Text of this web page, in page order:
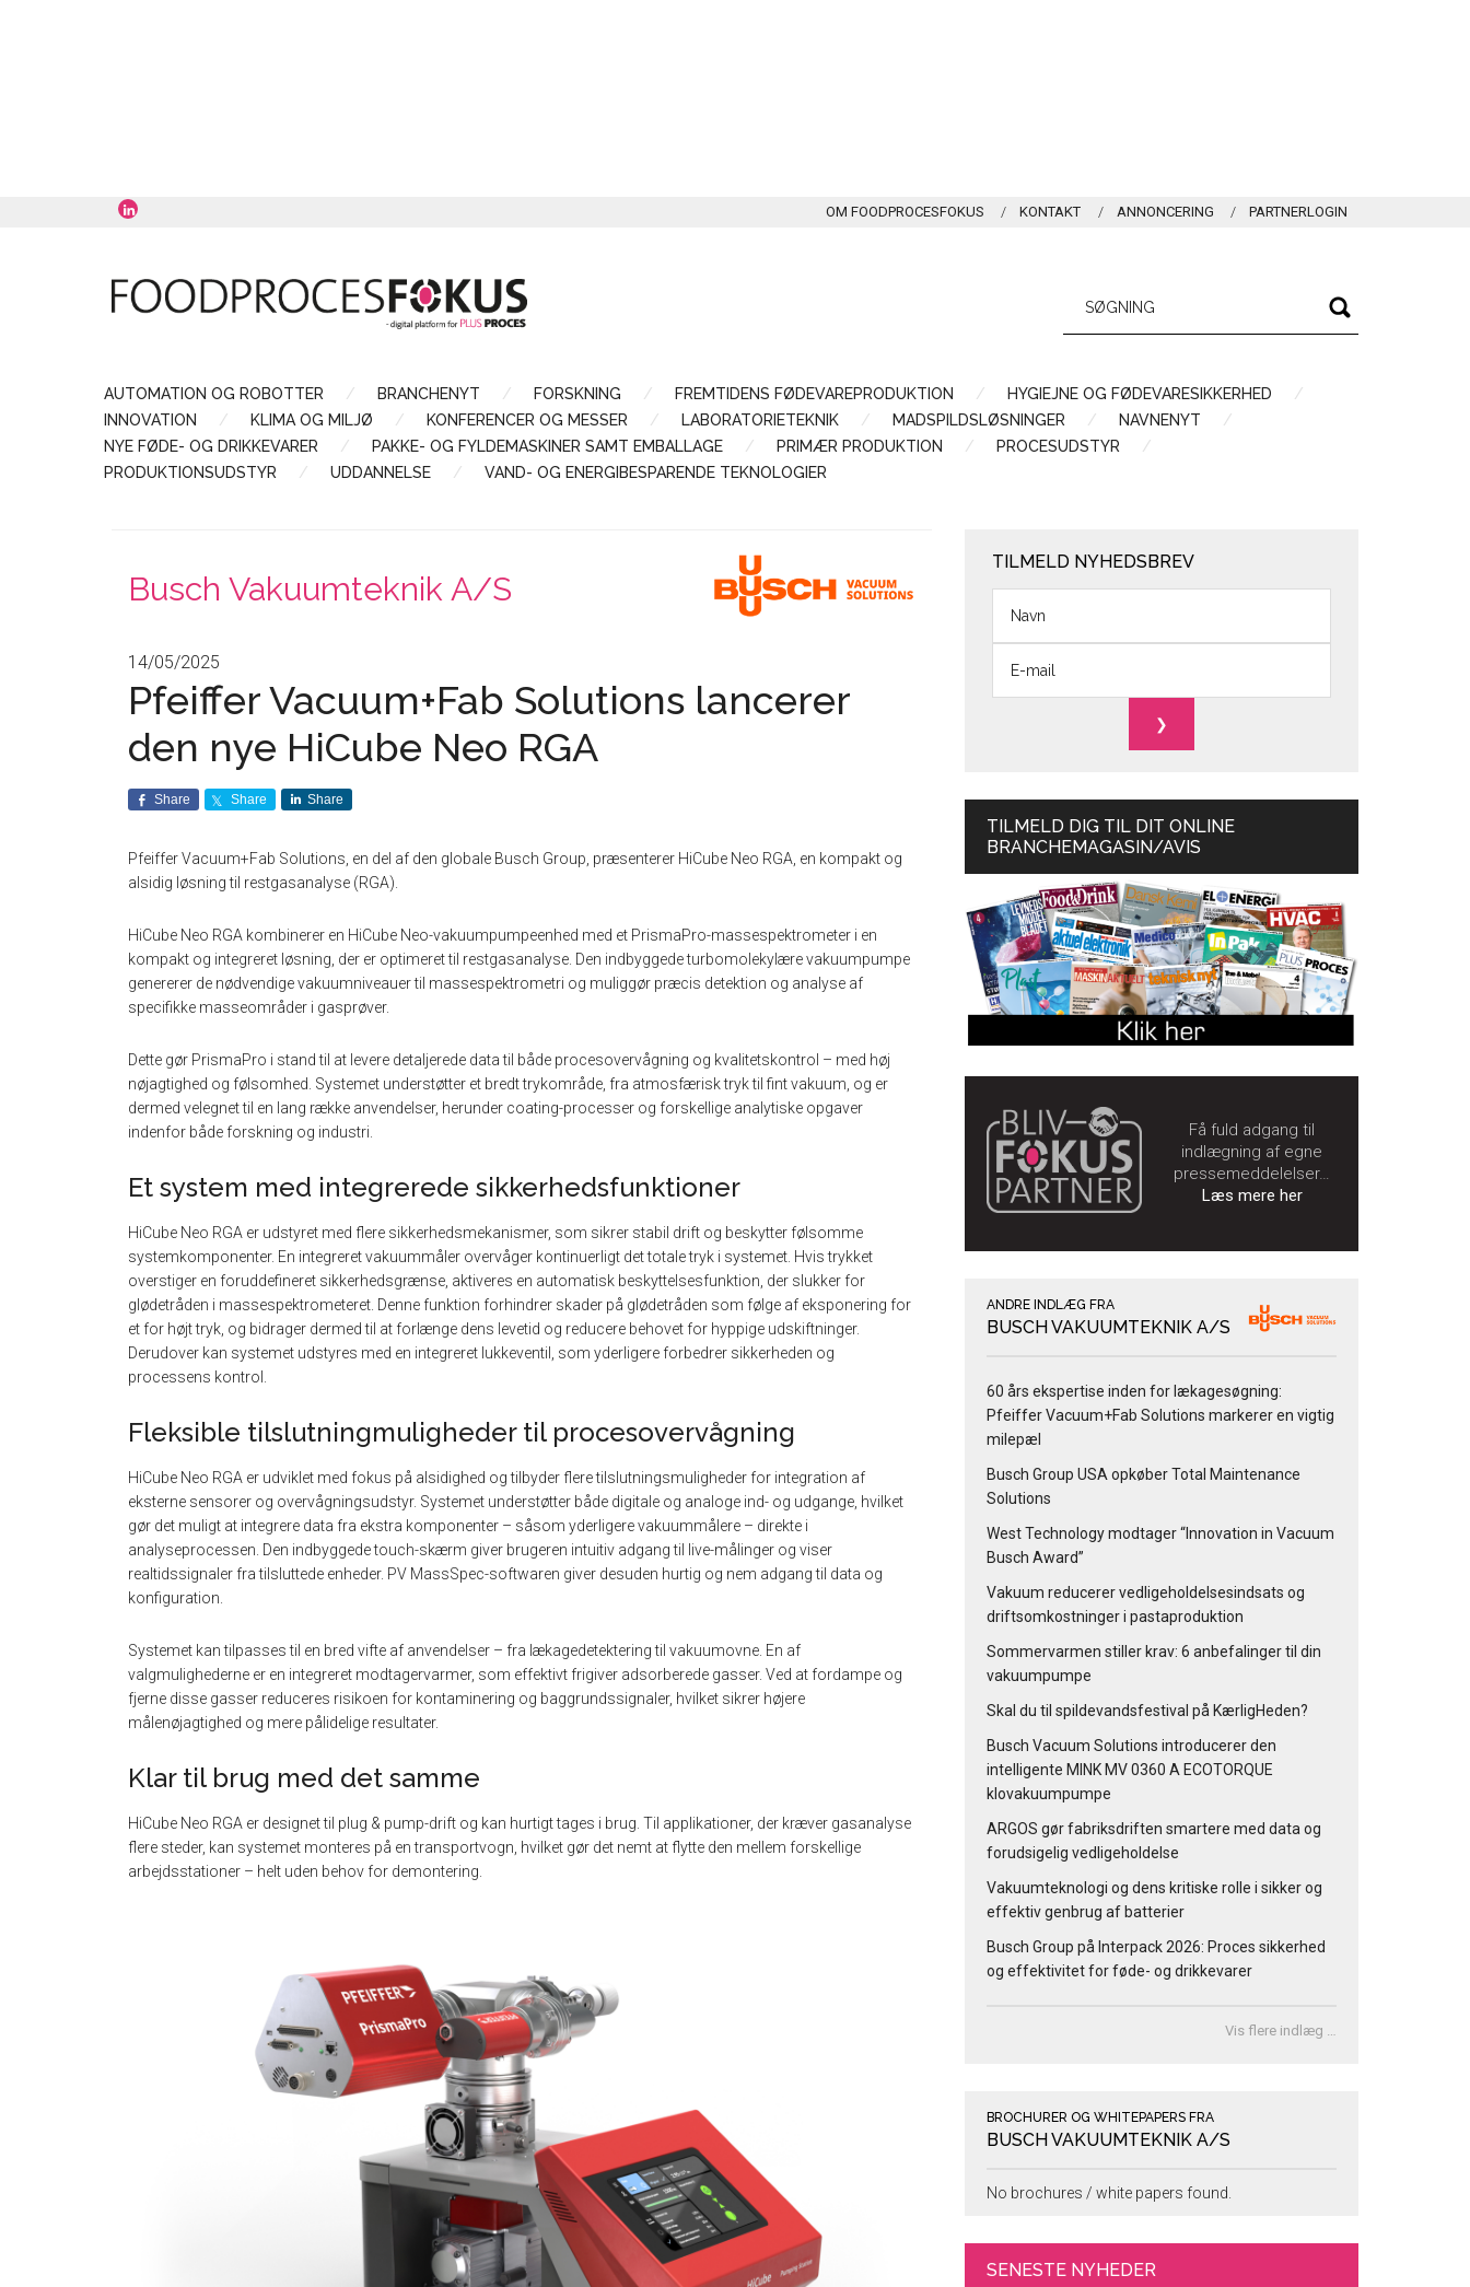
OM FOODPROCESFOKUS KONTAKT ANNONCERING PARTNERLOGIN
AUTOMATION OG ROBOTTER BRANCHENYT FORSKNING FREMTIDENS FØDEVAREPRODUKTION
HYGIEJNE OG FØDEVARESIKKERHED
INNOVATION
KLIMA OG MILJØ KONFERENCER OG MESSER LABORATORIETEKNIK MADSPILDSLØSNINGER
NAVNENYT
NYE FØDE- OG DRIKKEVARER
PAKKE- OG FYLDEMASKINER SAMT EMBALLAGE PRIMÆR PRODUKTION
PROCESUDSTYR
PRODUKTIONSUDSTYR
UDDANNELSE VAND- OG ENERGIBESPARENDE TEKNOLOGIER
Busch Vakuumteknik A/S
14/05/2025
Pfeiffer Vacuum+Fab Solutions lancerer
den nye HiCube Neo RGA
Share Share Share
Pfeiffer Vacuum+Fab Solutions, en del af den globale Busch Group, præsenterer HiCube Neo RGA, en kompakt og
alsidig løsning til restgasanalyse (RGA).
HiCube Neo RGA kombinerer en HiCube Neo-vakuumpumpeenhed med et PrismaPro-massespektrometer i en
kompakt og integreret løsning, der er optimeret til restgasanalyse. Den indbyggede turbomolekylære vakuumpumpe
genererer de nødvendige vakuumniveauer til massespektrometri og muliggør præcis detektion og analyse af
specifikke masseområder i gasprøver.
Dette gør PrismaPro i stand til at levere detaljerede data til både procesovervågning og kvalitetskontrol – med høj
nøjagtighed og følsomhed. Systemet understøtter et bredt trykområde, fra atmosfærisk tryk til fint vakuum, og er
dermed velegnet til en lang række anvendelser, herunder coating-processer og forskellige analytiske opgaver
indenfor både forskning og industri.
Et system med integrerede sikkerhedsfunktioner
HiCube Neo RGA er udstyret med flere sikkerhedsmekanismer, som sikrer stabil drift og beskytter følsomme
systemkomponenter. En integreret vakuummåler overvåger kontinuerligt det totale tryk i systemet. Hvis trykket
overstiger en foruddefineret sikkerhedsgrænse, aktiveres en automatisk beskyttelsesfunktion, der slukker for
glødetråden i massespektrometeret. Denne funktion forhindrer skader på glødetråden som følge af eksponering for
et for højt tryk, og bidrager dermed til at forlænge dens levetid og reducere behovet for hyppige udskiftninger.
Derudover kan systemet udstyres med en integreret lukkeventil, som yderligere forbedrer sikkerheden og
processens kontrol.
Fleksible tilslutningmuligheder til procesovervågning
HiCube Neo RGA er udviklet med fokus på alsidighed og tilbyder flere tilslutningsmuligheder for integration af
eksterne sensorer og overvågningsudstyr. Systemet understøtter både digitale og analoge ind- og udgange, hvilket
gør det muligt at integrere data fra ekstra komponenter – såsom yderligere vakuummålere – direkte i
analyseprocessen. Den indbyggede touch-skærm giver brugeren intuitiv adgang til live-målinger og viser
realtidssignaler fra tilsluttede enheder. PV MassSpec-softwaren giver desuden hurtig og nem adgang til data og
konfiguration.
Systemet kan tilpasses til en bred vifte af anvendelser – fra lækagedetektering til vakuumovne. En af
valgmulighederne er en integreret modtagervarmer, som effektivt frigiver adsorberede gasser. Ved at fordampe og
fjerne disse gasser reduceres risikoen for kontaminering og baggrundssignaler, hvilket sikrer højere
målenøjagtighed og mere pålidelige resultater.
Klar til brug med det samme
HiCube Neo RGA er designet til plug & pump-drift og kan hurtigt tages i brug. Til applikationer, der kræver gasanalyse
flere steder, kan systemet monteres på en transportvogn, hvilket gør det nemt at flytte den mellem forskellige
arbejdsstationer – helt uden behov for demontering.
TILMELD NYHEDSBREV
TILMELD DIG TIL DIT ONLINE
BRANCHEMAGASIN/AVIS
Få fuld adgang til
indlægning af egne
pressemeddelelser…
Læs mere her
ANDRE INDLÆG FRA
BUSCH VAKUUMTEKNIK A/S
60 års ekspertise inden for lækagesøgning:
Pfeiffer Vacuum+Fab Solutions markerer en vigtig
milepæl
Busch Group USA opkøber Total Maintenance
Solutions
West Technology modtager “Innovation in Vacuum
Busch Award”
Vakuum reducerer vedligeholdelsesindsats og
driftsomkostninger i pastaproduktion
Sommervarmen stiller krav: 6 anbefalinger til din
vakuumpumpe
Skal du til spildevandsfestival på KærligHeden?
Busch Vacuum Solutions introducerer den
intelligente MINK MV 0360 A ECOTORQUE
klovakuumpumpe
ARGOS gør fabriksdriften smartere med data og
forudsigelig vedligeholdelse
Vakuumteknologi og dens kritiske rolle i sikker og
effektiv genbrug af batterier
Busch Group på Interpack 2026: Proces sikkerhed
og effektivitet for føde- og drikkevarer
Vis flere indlæg …
BROCHURER OG WHITEPAPERS FRA
BUSCH VAKUUMTEKNIK A/S
No brochures / white papers found.
SENESTE NYHEDER